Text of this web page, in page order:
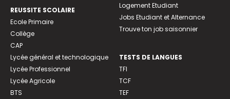
REUSSITE SCOLAIRE
Ecole Primaire
Collège
CAP
Lycée général et technologique
Lycée Professionnel
Lycée Agricole
BTS
Logement Etudiant
Jobs Etudiant et Alternance
Trouve ton job saisonnier
TESTS DE LANGUES
TFI
TCF
TEF